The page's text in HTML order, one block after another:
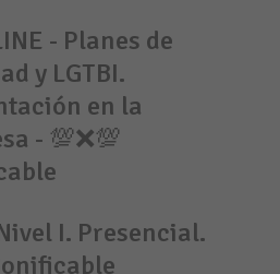
- Planes de
y LGTBI.
en la
- 💯❌💯
I. Presencial.